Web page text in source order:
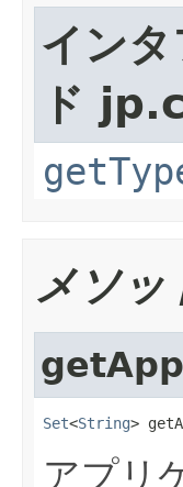
イン
ド
メソッ
Set<String>
アプリ